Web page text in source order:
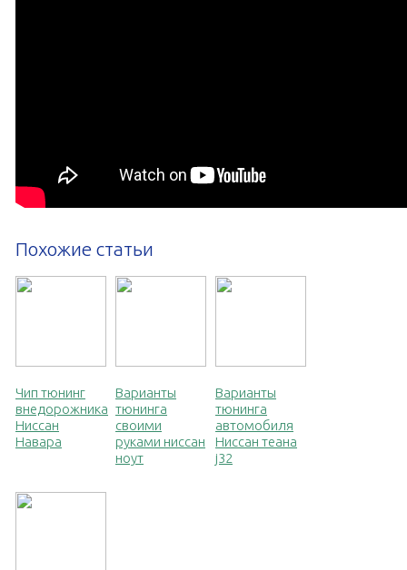
Похожие статьи
Чип тюнинг
внедорожника
Ниссан
Навара
Варианты
тюнинга
своими
руками ниссан
ноут
Варианты
тюнинга
автомобиля
Ниссан теана
j32